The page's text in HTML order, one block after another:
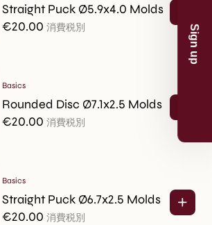
Straight Puck Ø5.9x4.0 Molds
€20.00 消費税別
Basics
Rounded Disc Ø7.1x2.5 Molds
€20.00 消費税別
Basics
Straight Puck Ø6.7x2.5 Molds
€20.00 消費税別
Skip for now